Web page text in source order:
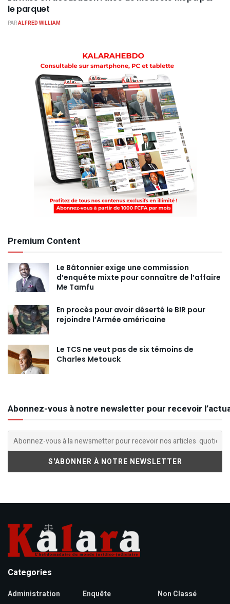
le parquet
PARALFRED WILLIAM
Premium Content
Le Bâtonnier exige une commission
d’enquête mixte pour connaître de l’affaire
Me Tamfu
En procès pour avoir déserté le BIR pour
rejoindre l’Armée américaine
Le TCS ne veut pas de six témoins de
Charles Metouck
Abonnez-vous à notre newsletter pour recevoir
Categories
Administration
Enquête
Non Classé